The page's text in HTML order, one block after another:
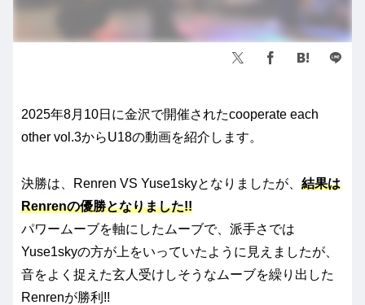
2025年8月10日に金沢で開催されたcooperate each
other vol.3からU18の動画を紹介します。
決勝は、Renren VS Yuse1skyとなりましたが、 結果は
Renrenの優勝となりました!!
パワームーブを軸にしたムーブで、派手さでは
Yuse1skyの方が上をいっていたように見えましたが、
音をよく捉えた玄人受けしそうなムーブを繰り出した
Renrenが勝利!!